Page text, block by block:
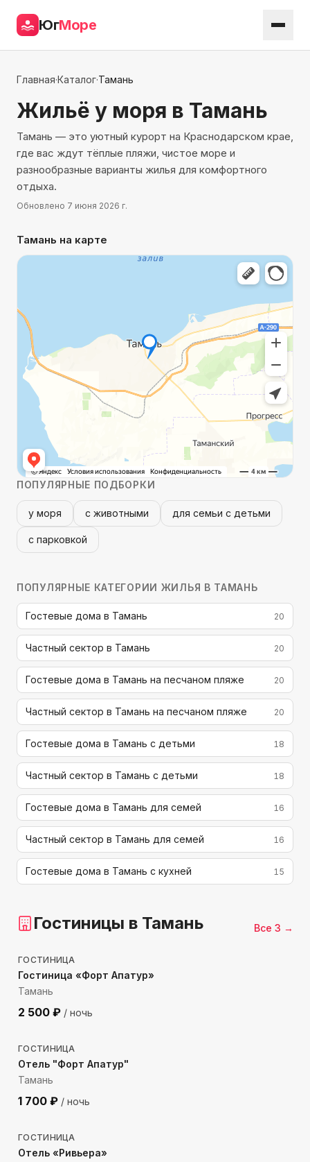
ЮгМоре
Главная·Каталог·Тамань
Жильё у моря в Тамань
Тамань — это уютный курорт на Краснодарском крае,
где вас ждут тёплые пляжи, чистое море и
разнообразные варианты жилья для комфортного
отдыха.
Обновлено 7 июня 2026 г.
Тамань на карте
ПОПУЛЯРНЫЕ ПОДБОРКИ
у моря с животными для семьи с детьми
с парковкой
ПОПУЛЯРНЫЕ КАТЕГОРИИ ЖИЛЬЯ В ТАМАНЬ
Гостевые дома в Тамань 20
Частный сектор в Тамань 20
Гостевые дома в Тамань на песчаном пляже 20
Частный сектор в Тамань на песчаном пляже 20
Гостевые дома в Тамань с детьми 18
Частный сектор в Тамань с детьми 18
Гостевые дома в Тамань для семей 16
Частный сектор в Тамань для семей 16
Гостевые дома в Тамань с кухней 15
Гостиницы в Тамань Все 3 →
227м до моря
ГОСТИНИЦА
Гостиница «Форт Апатур»
Тамань
2 500 ₽ / ночь
143м до моря
ГОСТИНИЦА
Отель "Форт Апатур"
Тамань
1 700 ₽ / ночь
376 м до моря
ГОСТИНИЦА
Отель «Ривьера»